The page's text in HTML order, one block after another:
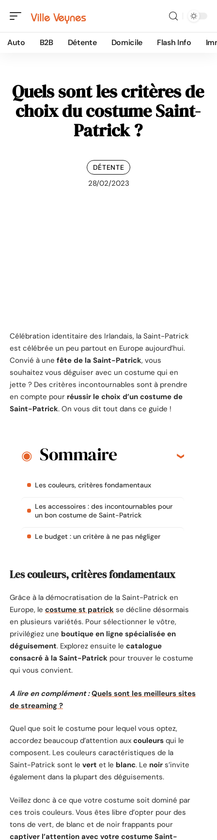
Auto B2B Détente Domicile Flash Info
Quels sont les critères de
choix du costume Saint-
Patrick ?
DÉTENTE
28/02/2023
Célébration identitaire des Irlandais, la Saint-Patrick
est célébrée un peu partout en Europe aujourd’hui.
Convié à une fête de la Saint-Patrick, vous
souhaitez vous déguiser avec un costume qui en
jette ? Des critères incontournables sont à prendre
en compte pour réussir le choix d’un costume de
Saint-Patrick. On vous dit tout dans ce guide !
Sommaire
Les couleurs, critères fondamentaux
Les accessoires : des incontournables pour
un bon costume de Saint-Patrick
Le budget : un critère à ne pas négliger
Les couleurs, critères fondamentaux
Grâce à la démocratisation de la Saint-Patrick en
Europe, le costume st patrick se décline désormais
en plusieurs variétés. Pour sélectionner le vôtre,
privilégiez une boutique en ligne spécialisée en
déguisement. Explorez ensuite le catalogue
consacré à la Saint-Patrick pour trouver le costume
qui vous convient.
A lire en complément : Quels sont les meilleurs sites
de streaming ?
Quel que soit le costume pour lequel vous optez,
accordez beaucoup d’attention aux couleurs qui le
composent. Les couleurs caractéristiques de la
Saint-Patrick sont le vert et le blanc. Le noir s’invite
également dans la plupart des déguisements.
Veillez donc à ce que votre costume soit dominé par
ces trois couleurs. Vous êtes libre d’opter pour des
tons de vert, de blanc et de noir frappants pour
captiver l’attention avec votre costume Saint-